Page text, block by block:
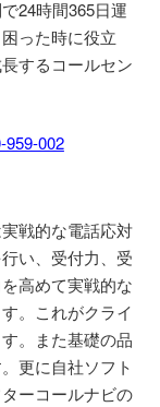
24時間365日運
った時に役立
するコールセン
959-002
戦的な電話応対
い、受付力、受
高めて実戦的な
。これがクライ
。また基礎の品
更に自社ソフト
ーコールナビの